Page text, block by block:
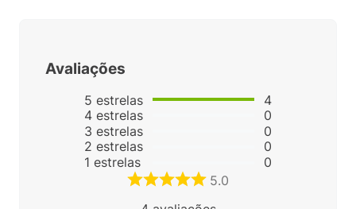
Avaliações
5 estrelas
4 estrelas
3 estrelas
2 estrelas
1 estrelas
4
0
0
0
0
5.0